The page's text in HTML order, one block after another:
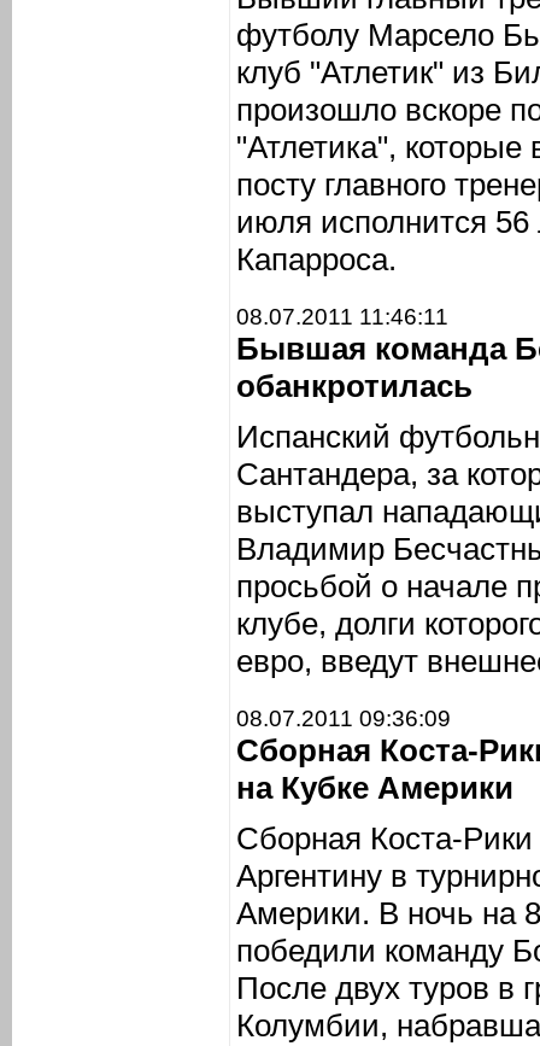
футболу Марсело
клуб "Атлетик" из
произошло вскоре
"Атлетика",
посту главного
июля исполнится
Капарроса.
08.07.2011 11:46:11
Бывшая команда
обанкротилась
Испанский
Сантандера, за
выступал
Владимир
просьбой о начале
клубе, долги
евро, введут
08.07.2011 09:36:09
Сборная Коста-
на Кубке Америки
Сборная Коста-
Аргентину в
Америки. В ночь на
победили команду
После двух туров в
Колумбии,